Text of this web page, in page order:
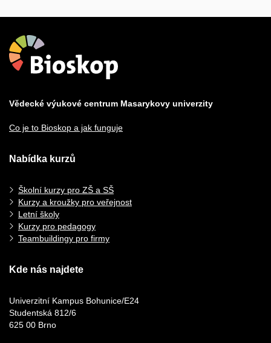
Vědecké výukové centrum Masarykovy univerzity
Co je to Bioskop a jak funguje
Nabídka kurzů
Školní kurzy pro ZŠ a SŠ
Kurzy a kroužky pro veřejnost
Letní školy
Kurzy pro pedagogy
Teambuildingy pro firmy
Kde nás najdete
Univerzitní Kampus Bohunice/E24
Studentská 812/6
625 00 Brno